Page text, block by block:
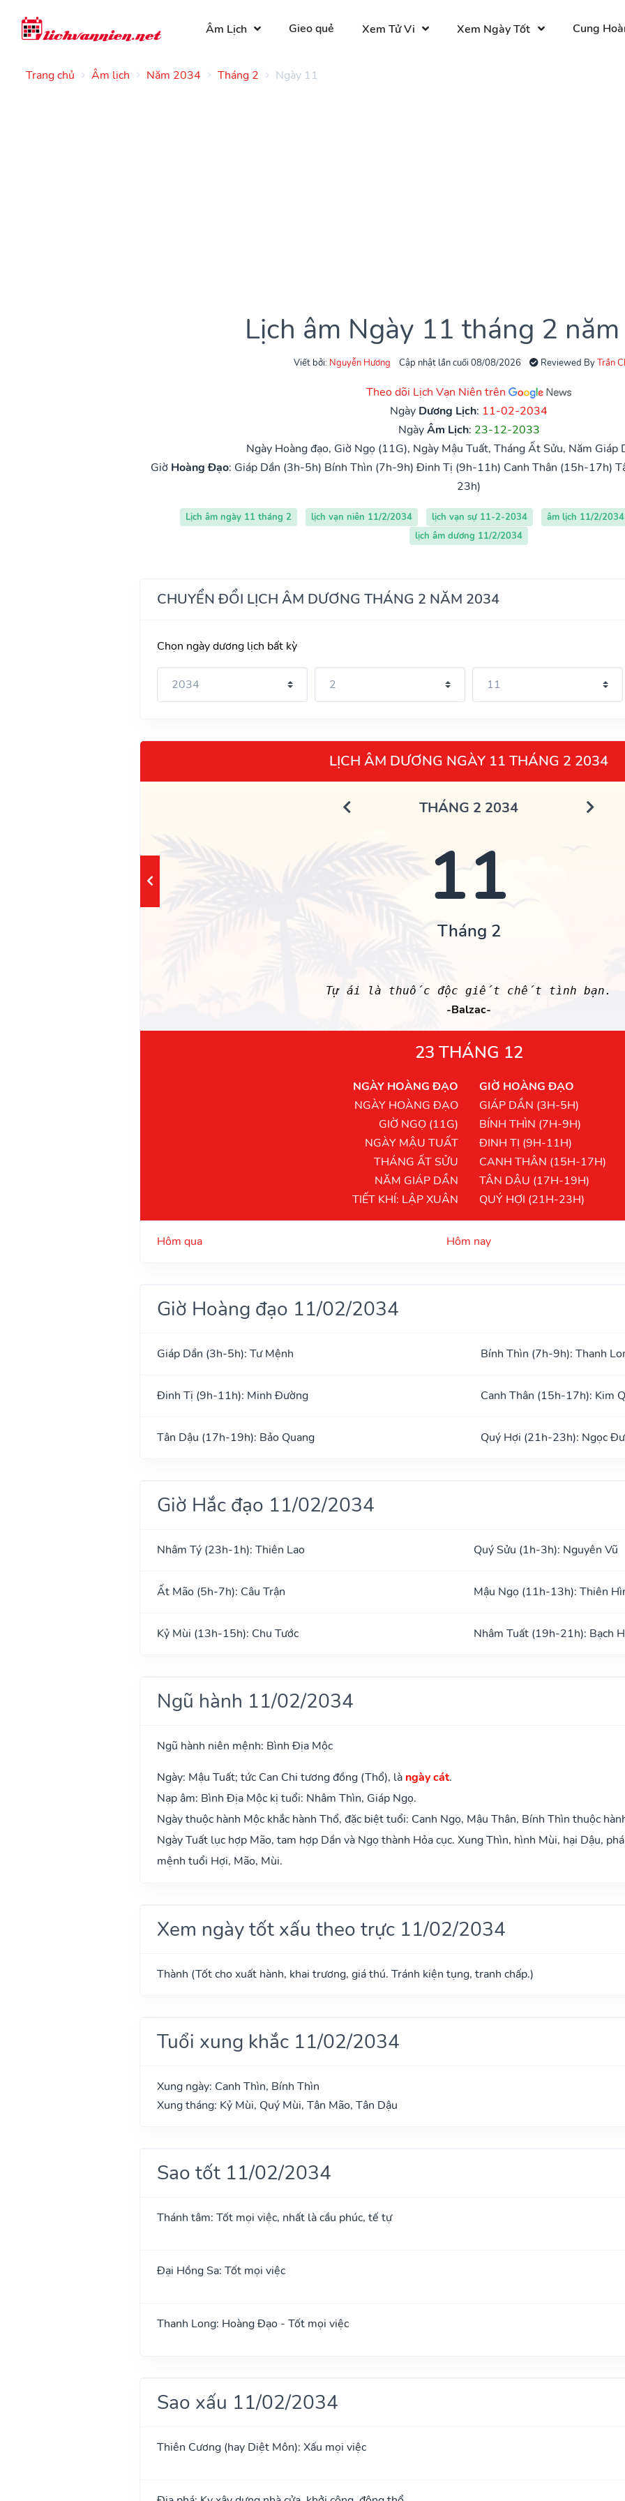
Âm Lịch Gieo quẻ Xem Tử Vi Xem Ngày Tốt Cung
Trang chủ Âm lịch Năm 2034 Tháng 2 Ngày 11
Lịch âm Ngày 11 tháng 2
Viết bởi: Nguyễn Hương Cập nhật lần cuối 08/08/2026 Reviewed ByTrần
Theo dõi Lịch Vạn Niên trên
Ngày Dương Lịch: 11-02-2034
NgàyÂm Lịch: 23-12-2033
Ngày Hoàng đạo, Giờ Ngọ (11G), Ngày Mậu Tuất, Tháng Ất Sửu, Năm Giáp
Giờ Hoàng Đạo: Giáp Dần (3h-5h) Bính Thìn (7h-9h) Đinh Tị (9h-11h) Canh Thân (15h-17h)
23h)
Lịch âm ngày 11 tháng 2 lịch vạn niên 11/2/2034 lịch vạn sự 11-2-2034 âm lịch 11/2/2034
lịch âm dương 11/2/2034
CHUYỂN ĐỔI LỊCH ÂM DƯƠNG THÁNG 2 NĂM 2034
Chọn ngày dương lịch bất kỳ
LỊCH ÂM DƯƠNG NGÀY 11 THÁNG 2 2034
THÁNG 2 2034
11
Tháng 2
Tự ái là thuốc độc giết chết tình bạn.
-Balzac-
23 THÁNG 12
NGÀY HOÀNG ĐẠO
NGÀY HOÀNG ĐẠO
GIỜ NGỌ (11G)
NGÀY MẬU TUẤT
THÁNG ẤT SỬU
NĂM GIÁP DẦN
TIẾT KHÍ: LẬP XUÂN
GIỜ HOÀNG ĐẠO
GIÁP DẦN (3H-5H)
BÍNH THÌN (7H-9H)
ĐINH TỊ (9H-11H)
CANH THÂN (15H-17H)
TÂN DẬU (17H-19H)
QUÝ HỢI (21H-23H)
Hôm qua Hôm nay
Giờ Hoàng đạo 11/02/2034
Giáp Dần (3h-5h): Tư Mệnh Bính Thìn (7h-9h): Thanh
Đinh Tị (9h-11h): Minh Đường Canh Thân (15h-17h): Kim
Tân Dậu (17h-19h): Bảo Quang Quý Hợi (21h-23h): Ngọc
Giờ Hắc đạo 11/02/2034
Nhâm Tý (23h-1h): Thiên Lao Quý Sửu (1h-3h): Nguyên Vũ
Ất Mão (5h-7h): Câu Trận Mậu Ngọ (11h-13h): Thiên
Kỷ Mùi (13h-15h): Chu Tước Nhâm Tuất (19h-21h): Bạch
Ngũ hành 11/02/2034
Ngũ hành niên mệnh: Bình Địa Mộc
Ngày: Mậu Tuất; tức Can Chi tương đồng (Thổ), là ngày cát.
Nạp âm: Bình Địa Mộc kị tuổi: Nhâm Thìn, Giáp Ngọ.
Ngày thuộc hành Mộc khắc hành Thổ, đặc biệt tuổi: Canh Ngọ, Mậu Thân, Bính Thìn thuộc
Ngày Tuất lục hợp Mão, tam hợp Dần và Ngọ thành Hỏa cục. Xung Thìn, hình Mùi, hại Dậu,
mệnh tuổi Hợi, Mão, Mùi.
Xem ngày tốt xấu theo trực 11/02/2034
Thành (Tốt cho xuất hành, khai trương, giá thú. Tránh kiện tụng, tranh chấp.)
Tuổi xung khắc 11/02/2034
Xung ngày: Canh Thìn, Bính Thìn
Xung tháng: Kỷ Mùi, Quý Mùi, Tân Mão, Tân Dậu
Sao tốt 11/02/2034
Thánh tâm: Tốt mọi việc, nhất là cầu phúc, tế tự
Đại Hồng Sa: Tốt mọi việc
Thanh Long: Hoàng Đạo - Tốt mọi việc
Sao xấu 11/02/2034
Thiên Cương (hay Diệt Môn): Xấu mọi việc